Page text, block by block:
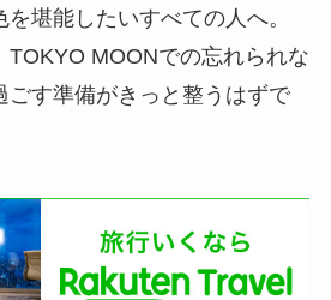
堪能したいすべての人へ。
TOKYO MOONでの忘れられな
ごす準備がきっと整うはずで